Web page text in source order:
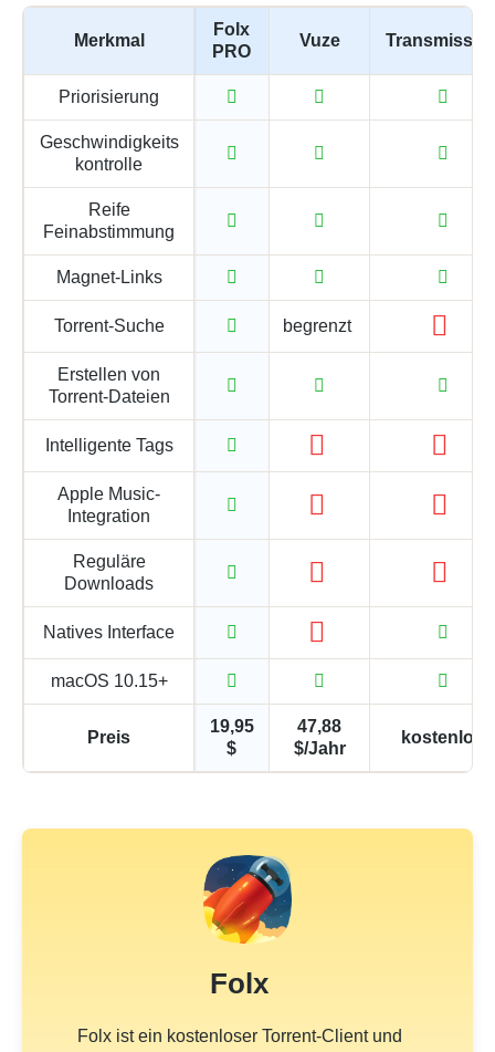
Merkmal
Folx
PRO
Vuze
Priorisierung
Geschwindigkeits
kontrolle
Reife
Feinabstimmung
Magnet-Links
Torrent-Suche begrenzt
Erstellen von
Torrent-Dateien
Intelligente Tags
Apple Music-
Integration
Reguläre
Downloads
Natives Interface
macOS 10.15+
Preis
19,95
$
47,88
$/Jahr
kostenlos
Folx
Folx ist ein kostenloser Torrent-Client und